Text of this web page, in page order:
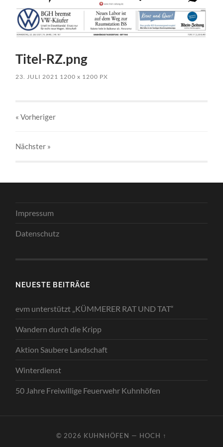
Titel-RZ.png
23. JULI 2021 1200x 1200 PX
« Vorheriger
Nächster »
Impressum
Datenschutz
NEUESTE BEITRÄGE
evm unterstützt „KÜMMERER RAT UND TAT“
Wandern durch die Kripp
Aktion Saubere Landschaft
Winterdienst
50 Jahre Freiwillige Feuerwehr Kuhnhöfen
© 2026 KUHNHÖFEN — HOCH ↑